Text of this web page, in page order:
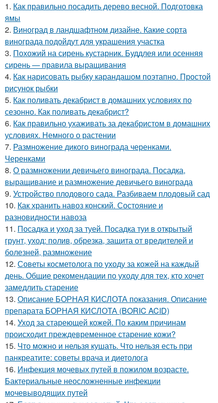
1. Как правильно посадить дерево весной. Подготовка
ямы
2. Виноград в ландшафтном дизайне. Какие сорта
винограда подойдут для украшения участка
3. Похожий на сирень кустарник. Буддлея или осенняя
сирень — правила выращивания
4. Как нарисовать рыбку карандашом поэтапно. Простой
рисунок рыбки
5. Как поливать декабрист в домашних условиях по
сезонно. Как поливать декабрист?
6. Как правильно ухаживать за декабристом в домашних
условиях. Немного о растении
7. Размножение дикого винограда черенками.
Черенками
8. О размножении девичьего винограда. Посадка,
выращивание и размножение девичьего винограда
9. Устройство плодового сада. Разбиваем плодовый сад
10. Как хранить навоз конский. Состояние и
разновидности навоза
11. Посадка и уход за туей. Посадка туи в открытый
грунт, уход: полив, обрезка, защита от вредителей и
болезней, размножение
12. Советы косметолога по уходу за кожей на каждый
день. Общие рекомендации по уходу для тех, кто хочет
замедлить старение
13. Описание БОРНАЯ КИСЛОТА показания. Описание
препарата БОРНАЯ КИСЛОТА (BORIC ACID)
14. Уход за стареющей кожей. По каким причинам
происходит преждевременное старение кожи?
15. Что можно и нельзя кушать. Что нельзя есть при
панкреатите: советы врача и диетолога
16. Инфекция мочевых путей в пожилом возрасте.
Бактериальные неосложненные инфекции
мочевыводящих путей